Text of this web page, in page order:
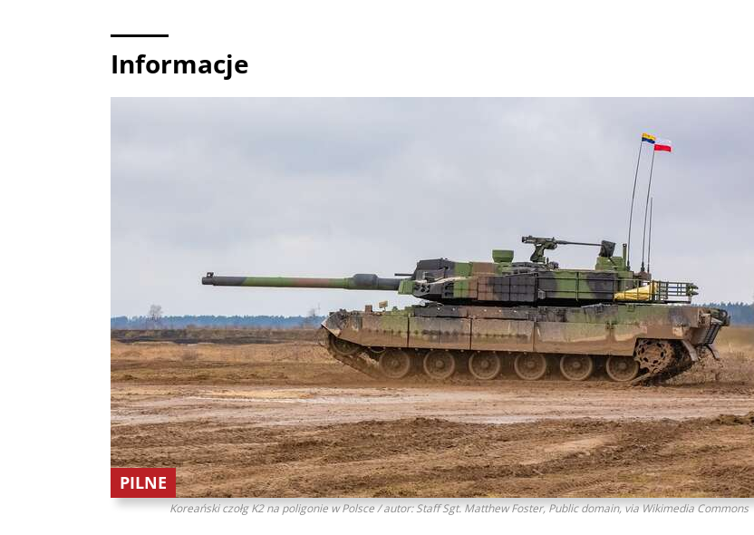
Informacje
Koreański czołg K2 na poligonie w Polsce / autor: Staff Sgt. Matthew Foster, Public domain, via Wikimedia Commons
PILNE